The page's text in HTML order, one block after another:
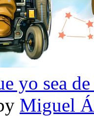
yo sea
Miguel